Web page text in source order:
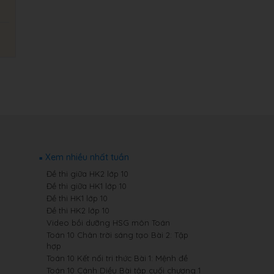
Xem nhiều nhất tuần
Đề thi giữa HK2 lớp 10
Đề thi giữa HK1 lớp 10
Đề thi HK1 lớp 10
Đề thi HK2 lớp 10
Video bồi dưỡng HSG môn Toán
Toán 10 Chân trời sáng tạo Bài 2: Tập
hợp
Toán 10 Kết nối tri thức Bài 1: Mệnh đề
Toán 10 Cánh Diều Bài tập cuối chương 1